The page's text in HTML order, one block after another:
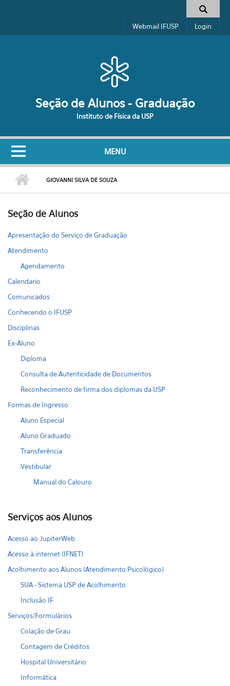
Formulário de busca
Webmail IFUSP Login
Seção de Alunos - Graduação
Instituto de Física da USP
MENU
GIOVANNI SILVA DE SOUZA
Seção de Alunos
Apresentação do Serviço de Graduação
Atendimento
Agendamento
Calendario
Comunicados
Conhecendo o IFUSP
Disciplinas
Ex-Aluno
Diploma
Consulta de Autenticidade de Documentos
Reconhecimento de firma dos diplomas da USP
Formas de Ingresso
Aluno Especial
Aluno Graduado
Transferência
Vestibular
Manual do Calouro
Serviços aos Alunos
Acesso ao JupiterWeb
Acesso à internet (IFNET)
Acolhimento aos Alunos (Atendimento Psicológico)
SUA - Sistema USP de Acolhimento
Inclusão IF
Serviços/Formulários
Colação de Grau
Contagem de Créditos
Hospital Universitário
Informática